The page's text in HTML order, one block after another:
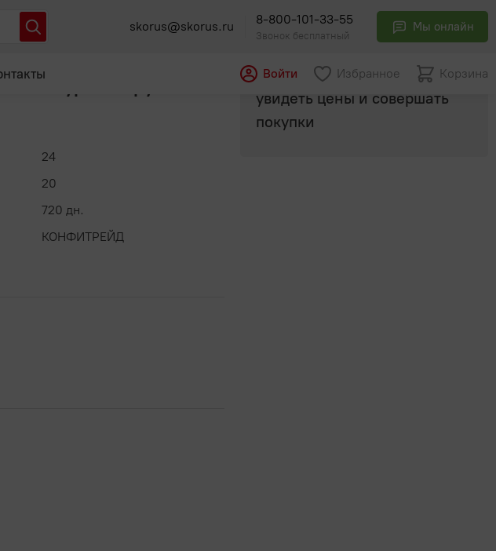
skorus@skorus.ru 8-800-101-33-55
Звонок бесплатный
Мы онлайн
Войти Избранное Корзина
глазури с игрушкой
24
20
720 дн.
КОНФИТРЕЙД
Авторизуйтесь, чтобы
увидеть цены и совершать
покупки